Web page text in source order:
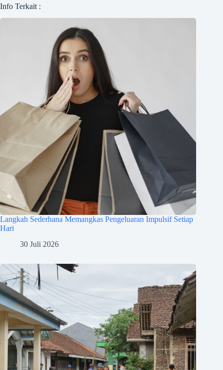
Info Terkait :
Langkah Sederhana Memangkas Pengeluaran Impulsif Setiap
Hari
30 Juli 2026